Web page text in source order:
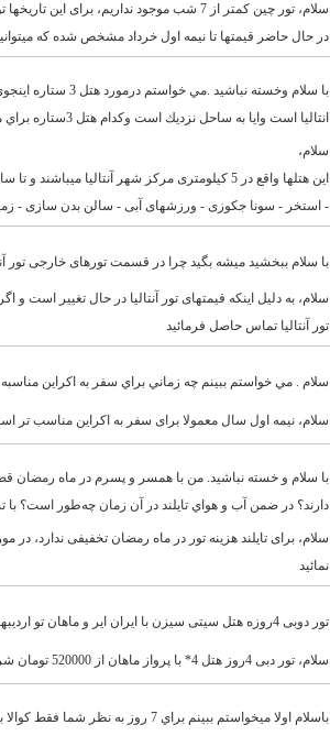
سلام، تور چین کمتر از 7 شب موجود نداریم،
در حال حاضر قیمتها تا نیمه اول خرداد مشخص شده که
با سلام وخسته
انتاليا است وايا به ساحل نزديك است وكدام هتل 3ستاره براي مسافرت باتورمناسب است
سلام،
- استخر - سونا جکوزی - ورزشهای آبی - سالن بدن سازی - زمین
با سلام ببخشید میشه بگید چرا در قسمت تورهای خارجی تور
سلام، به دلیل اینکه قیمتهای تور آنتالیا در حال تغییر
تور آنتالیا تماس حاصل فرمائید
سلام . مي خواستم ببينم چه زماني براي سفر به اكراين
سلام، نیمه اول سال معمولا برای سفر به اکراین مناسب تر
با سلام و خسته نباشيد. من با همسر و پسرم در ماه رمضان
دارند؟ در ضمن آب و هواي تايلند در آن زمان چه‌طور است؟ با
سلام، برای تایلند هزینه تور در ماه رمضان تخفیفی ندارد،
نمائید
تور دوبی 4روزه هتل سیتی سیزن با ایران ایر و ماهان تو اردیبهشت چند در می آید؟الان هوا چطوره؟
سلام، تور دبی 4روز هتل 4* با پرواز ماهان از 520000 تومان شروع میشود به بالا، از نظر هوا گرم است
باسلام اولا ميخواستم ببينم براي 7